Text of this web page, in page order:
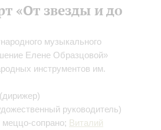
«От звезды и до
музыкального
Елене Образцовой»
инструментов им.
(дирижер)
руководитель)
меццо-сопрано; Виталий